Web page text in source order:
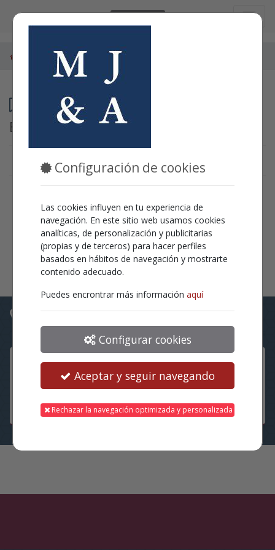
Configuración de cookies
Las cookies influyen en tu experiencia de
navegación. En este sitio web usamos cookies
analíticas, de personalización y publicitarias
(propias y de terceros) para hacer perfiles
basados en hábitos de navegación y mostrarte
contenido adecuado.
Puedes encrontrar más información aquí
Configurar cookies
Aceptar y seguir navegando
Rechazar la navegación optimizada y personalizada
Castellano
Espectáculos Aielo de Malferit
Programación
Espectáculos enAielo de Malferit
En estos momentos no hay
ningún espectáculo activo.
Puedes ir al'inicio'para ver que otros espectáculos
podemos ofrecerte.
Ubicaciones
Auditorio Municipal de Aielo de